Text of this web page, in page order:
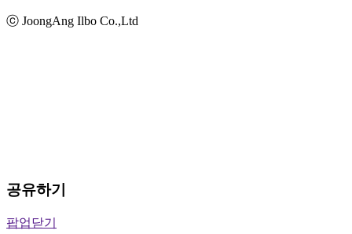
ⓒ JoongAng Ilbo Co.,Ltd
공유하기
팝업닫기